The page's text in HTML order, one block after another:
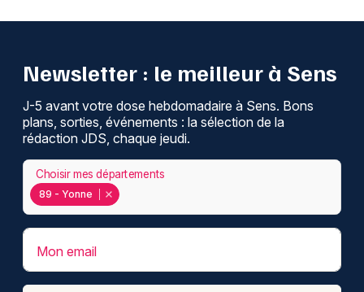
Newsletter : le meilleur à Sens
J-5 avant votre dose hebdomadaire à Sens. Bons
plans, sorties, événements : la sélection de la
rédaction JDS, chaque jeudi.
89 - Yonne
Choisir mes départements
Mon email